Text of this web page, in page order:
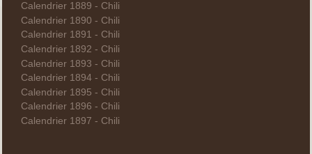
Calendrier 1889 - Chili
Calendrier 1890 - Chili
Calendrier 1891 - Chili
Calendrier 1892 - Chili
Calendrier 1893 - Chili
Calendrier 1894 - Chili
Calendrier 1895 - Chili
Calendrier 1896 - Chili
Calendrier 1897 - Chili